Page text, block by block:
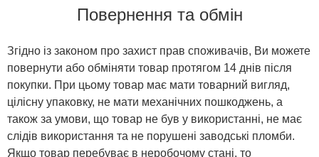
Повернення та обмін
Згідно із законом про захист прав споживачів, Ви можете
повернути або обміняти товар протягом 14 днів після
покупки. При цьому товар має мати товарний вигляд,
цілісну упаковку, не мати механічних пошкоджень, а
також за умови, що товар не був у використанні, не має
слідів використання та не порушені заводські пломби.
Якщо товар перебуває в неробочому стані, то